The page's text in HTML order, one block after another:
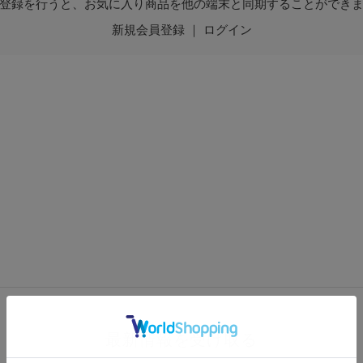
録を行うと、お気に入り商品を他の端末と同期することができ
新規会員登録｜ ログイン
最新情報を受け取る